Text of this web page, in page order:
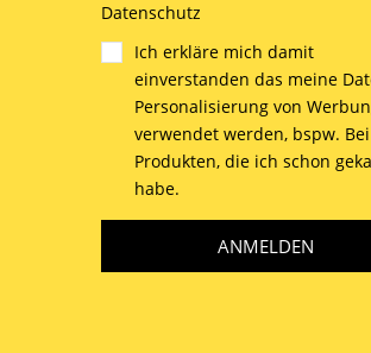
Datenschutz
Ich erkläre mich damit
einverstanden das meine
Personalisierung von
verwendet werden, bspw. Bei
Produkten, die ich schon
habe.
ANMELDEN